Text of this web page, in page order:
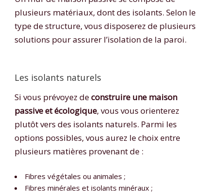
plusieurs matériaux, dont des isolants. Selon le
type de structure, vous disposerez de plusieurs
solutions pour assurer l’isolation de la paroi.
Les isolants naturels
Si vous prévoyez deconstruire une maison
passive et écologique, vous vous orienterez
plutôt vers des isolants naturels. Parmi les
options possibles, vous aurez le choix entre
plusieurs matières provenant de :
Fibres végétales ou animales ;
Fibres minérales et isolants minéraux ;